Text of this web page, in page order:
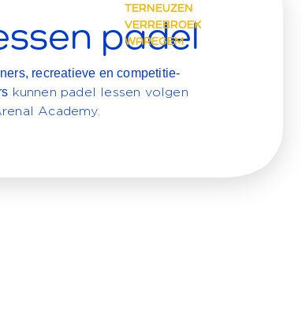
TERNEUZEN
VERREBROEK
WAREGEM
padel
recreatieve en competitie-
kunnen padel lessen volgen
Academy.